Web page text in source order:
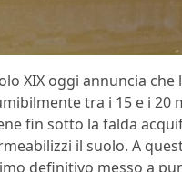
XIX oggi annuncia
tra i 15 e i 20
fin sotto la falda
il suolo. A
definitivo messo a